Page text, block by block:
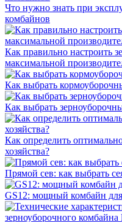
Что нужно знать при
комбайнов
Как правильно настроить
максимальной
Как выбрать
Как выбрать
Как определить
хозяйства?
Прямой сев: как выбрать
GS12: мощный комбайн для